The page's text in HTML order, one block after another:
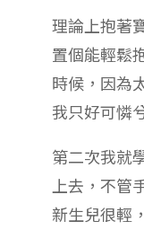
理論上抱著
置個能輕鬆
時候，因為
我只好可憐
第二次我就
上去，不管
新生兒很輕